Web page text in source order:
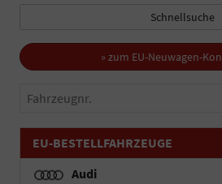
Schnellsuche
» zum EU-Neuwagen-
Fahrzeugnr.
EU-BESTELLFAHRZEUGE
Audi